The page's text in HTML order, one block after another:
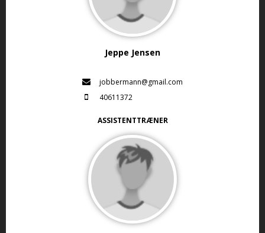
Jeppe Jensen
jobbermann@gmail.com
40611372
ASSISTENTTRÆNER